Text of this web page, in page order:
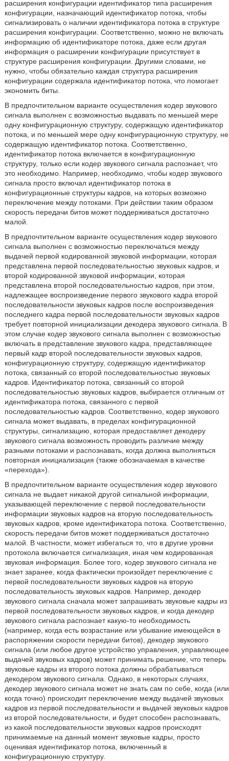
расширения конфигурации идентификатор типа расширения
конфигурации, назначающий идентификатор потока, чтобы
сигнализировать о наличии идентификатора потока в структуре
расширения конфигурации. Соответственно, можно не включать
информацию об идентификаторе потока, даже если другая
информация о расширении конфигурации присутствует в
структуре расширения конфигурации. Другими словами, не
нужно, чтобы обязательно каждая структура расширения
конфигурации содержала идентификатор потока, что помогает
экономить биты.
В предпочтительном варианте осуществления кодер звукового
сигнала выполнен с возможностью выдавать по меньшей мере
одну конфигурационную структуру, содержащую идентификатор
потока, и по меньшей мере одну конфигурационную структуру, не
содержащую идентификатор потока. Соответственно,
идентификатор потока включается в конфигурационную
структуру, только если кодер звукового сигнала распознает, что
это необходимо. Например, необходимо, чтобы кодер звукового
сигнала просто включал идентификатор потока в
конфигурационные структуры кадров, на которых возможно
переключение между потоками. При действии таким образом
скорость передачи битов может поддерживаться достаточно
малой.
В предпочтительном варианте осуществления кодер звукового
сигнала выполнен с возможностью переключаться между
выдачей первой кодированной звуковой информации, которая
представлена первой последовательностью звуковых кадров, и
второй кодированной звуковой информации, которая
представлена второй последовательностью кадров, при этом,
надлежащее воспроизведение первого звукового кадра второй
последовательности звуковых кадров после воспроизведения
последнего кадра первой последовательности звуковых кадров
требует повторной инициализации декодера звукового сигнала. В
этом случае кодер звукового сигнала выполнен с возможностью
включать в представление звукового кадра, представляющее
первый кадр второй последовательности звуковых кадров,
конфигурационную структуру, содержащую идентификатор
потока, связанный со второй последовательностью звуковых
кадров. Идентификатор потока, связанный со второй
последовательностью звуковых кадров, выбирается отличным от
идентификатора потока, связанного с первой
последовательностью кадров. Соответственно, кодер звукового
сигнала может выдавать, в пределах конфигурационной
структуры, сигнализацию, которая предоставляет декодеру
звукового сигнала возможность проводить различие между
разными потоками и распознавать, когда должна выполняться
повторная инициализация (также обозначаемая в качестве
«перехода»).
В предпочтительном варианте осуществления кодер звукового
сигнала не выдает никакой другой сигнальной информации,
указывающей переключение с первой последовательности
информации звуковых кадров на вторую последовательность
звуковых кадров, кроме идентификатора потока. Соответственно,
скорость передачи битов может поддерживаться достаточно
малой. В частности, может избегаться то, что в другие уровни
протокола включается сигнализация, иная чем кодированная
звуковая информация. Более того, кодер звукового сигнала не
знает заранее, когда фактически произойдет переключение с
первой последовательности звуковых кадров на вторую
последовательность звуковых кадров. Например, декодер
звукового сигнала сначала может запрашивать звуковые кадры из
первой последовательности звуковых кадров, и когда декодер
звукового сигнала распознает какую-то необходимость
(например, когда есть возрастание или убывание имеющейся в
распоряжении скорости передачи битов), декодер звукового
сигнала (или любое другое устройство управления, управляющее
выдачей звуковых кадров) может принимать решение, что теперь
звуковые кадры из второго потока должны обрабатываться
декодером звукового сигнала. Однако, в некоторых случаях,
декодер звукового сигнала может не знать сам по себе, когда (или
когда точно) происходит переключение между выдачей звуковых
кадров из первой последовательности и выдачей звуковых кадров
из второй последовательности, и будет способен распознавать,
из какой последовательности звуковых кадров происходят
принимаемые на данный момент звуковые кадры, просто
оценивая идентификатор потока, включенный в
конфигурационную структуру.